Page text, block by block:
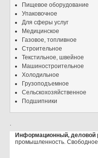
Пищевое оборудование
Упаковочное
Для сферы услуг
Медицинское
Газовое, топливное
Строительное
Текстильное, швейное
Машиностроительное
Холодильное
Грузоподъемное
Сельскохозяйственное
Подшипники
.
Информационный, деловой
промышленность.